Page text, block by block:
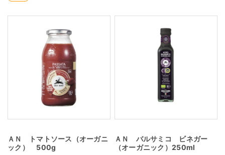
ＡＮ トマトソース（オーガニ
ック） 500g
ＡＮ バルサミコ ビネガー
（オーガニック）250ml